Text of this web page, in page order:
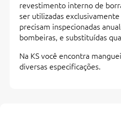
revestimento interno de
ser utilizadas
precisam inspecionadas
bombeiras, e substituídas
Na KS você encontra
diversas especificações.